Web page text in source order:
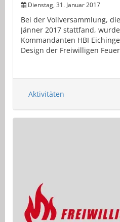
Dienstag, 31. Januar 2017
Bei der Vollversammlung,
Jänner 2017 stattfand,
Kommandanten HBI
Design der Freiwilligen
Aktivitäten